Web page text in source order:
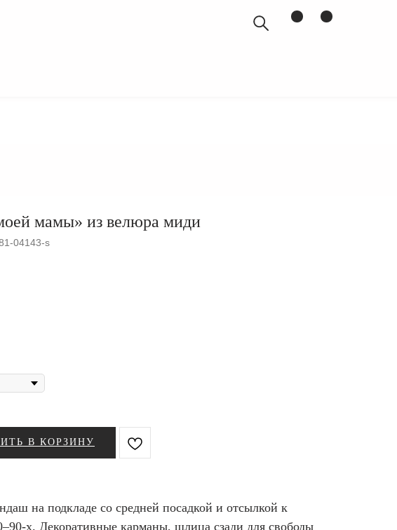
мамы» из велюра миди
04143-s
В КОРЗИНУ
на подкладе со средней посадкой и отсылкой к
х. Декоративные карманы, шлица сзади для свободы